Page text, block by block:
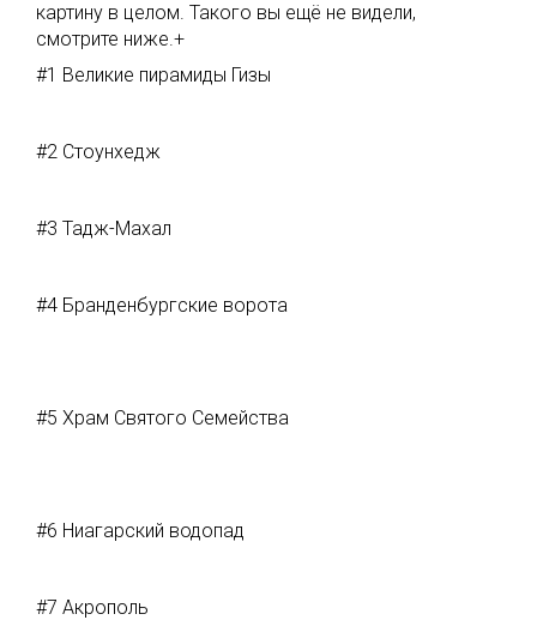
картину в целом. Такого вы ещё не видели,
смотрите ниже.+
#1 Великие пирамиды Гизы
#2 Стоунхедж
#3 Тадж-Махал
#4 Бранденбургские ворота
#5 Храм Святого Семейства
#6 Ниагарский водопад
#7 Акрополь